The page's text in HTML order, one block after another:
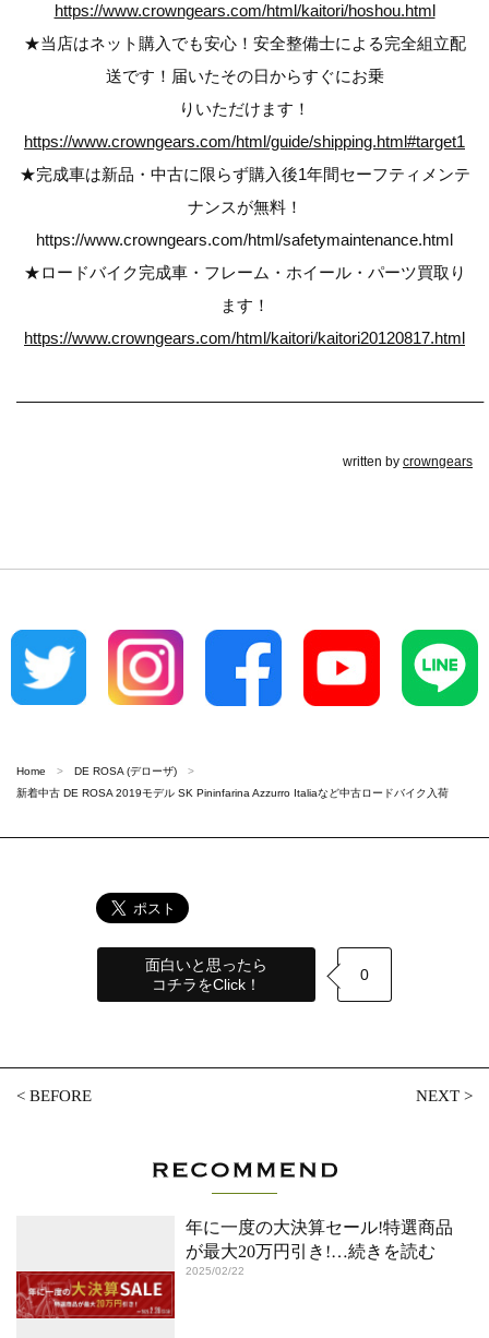
https://www.crowngears.com/html/kaitori/hoshou.html
★当店はネット購入でも安心！安全整備士による完全組立配
送です！届いたその日からすぐにお乗
りいただけます！
https://www.crowngears.com/html/guide/shipping.html#target1
★完成車は新品・中古に限らず購入後1年間セーフティメンテ
ナンスが無料！
https://www.crowngears.com/html/safetymaintenance.html
★ロードバイク完成車・フレーム・ホイール・パーツ買取り
ます！
https://www.crowngears.com/html/kaitori/kaitori20120817.html
————————————————————————————–
written by crowngears
Home
DE ROSA (デローザ)
新着中古 DE ROSA 2019モデル SK Pininfarina Azzurro Italiaなど中古ロードバイク入荷
面白いと思ったら
コチラをClick！
0
<BEFORE NEXT>
年に一度の大決算セール!特選商品
が最大20万円引き!…続きを読む
2025/02/22